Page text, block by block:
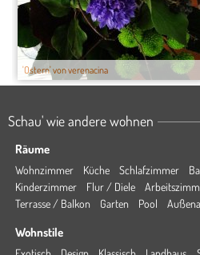
'Ostern' von verenacina
Schau' wie andere wohnen
Räume
Wohnzimmer Küche Schlafzimmer
Kinderzimmer
Flur / Diele
Terrasse / Balkon
Garten Pool
Wohnstile